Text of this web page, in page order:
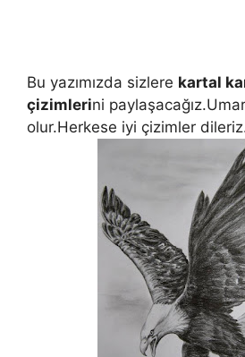
Bu yazımızda sizlere kartal
çizimlerini
olur.Herkese iyi çizimler